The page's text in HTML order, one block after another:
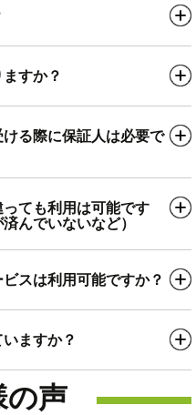
すか？
る際に保証人は必要で
ても利用は可能です
んでいないなど）
スは利用可能ですか？
ますか？
の声